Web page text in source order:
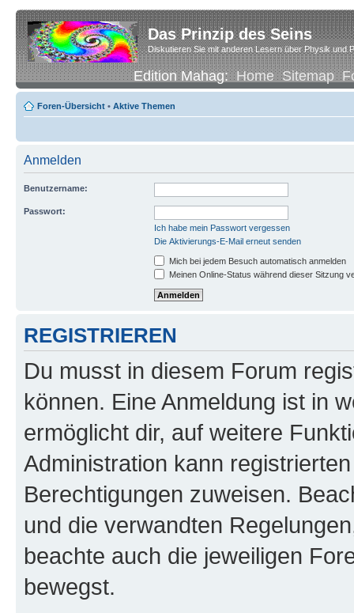
Das Prinzip des Seins
Diskutieren Sie mit anderen Lesern über Physik und
Edition Mahag:Home Sitemap
Foren-Übersicht • Aktive Themen
Anmelden
Benutzername:
Passwort:
Ich habe mein Passwort vergessen
Die Aktivierungs-E-Mail erneut senden
Mich bei jedem Besuch automatisch anmelden
Meinen Online-Status während dieser Sitzung
REGISTRIEREN
Du musst in diesem Forum
können. Eine Anmeldung ist in
ermöglicht dir, auf weitere
Administration kann
Berechtigungen zuweisen.
und die verwandten
beachte auch die jeweiligen
bewegst.